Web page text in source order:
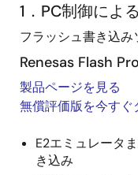
1．PC制御によ
フラッシュ書き込み
Renesas Flash
製品ページを見る
無償評価版を今すぐ
E2エミュレータ
き込み